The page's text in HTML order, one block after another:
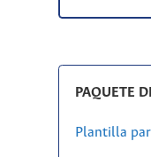
PAQUETE
Plantilla